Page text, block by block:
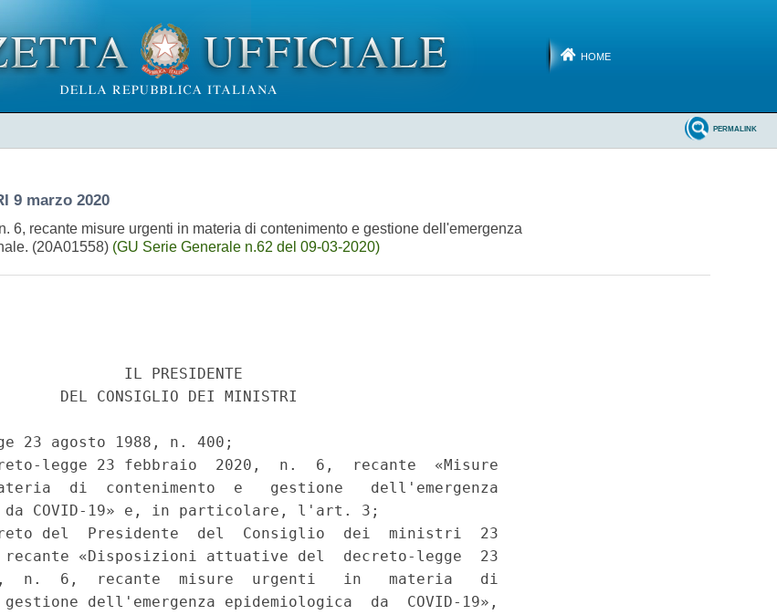
HOME
PERMALINK
9 marzo 2020
recante misure urgenti in materia di contenimento e gestione dell'emergenza
(20A01558) (GU Serie Generale n.62 del 09-03-2020)